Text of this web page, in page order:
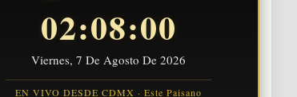
02:08:00
Viernes, 7 De Agosto De 2026
EN VIVO DESDE CDMX · Este Paisano